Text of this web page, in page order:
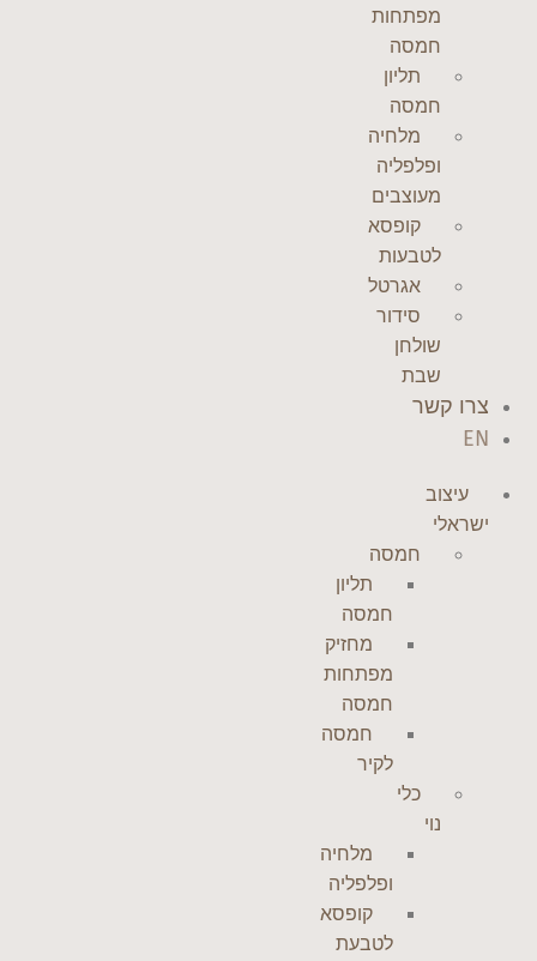
מפתחות
חמסה
תליון
חמסה
מלחיה
ופלפליה
מעוצבים
קופסא
לטבעות
אגרטל
סידור
שולחן
שבת
צרו קשר
EN
עיצוב
ישראלי
חמסה
תליון
חמסה
מחזיק
מפתחות
חמסה
חמסה
לקיר
כלי
נוי
מלחיה
ופלפליה
קופסא
לטבעת